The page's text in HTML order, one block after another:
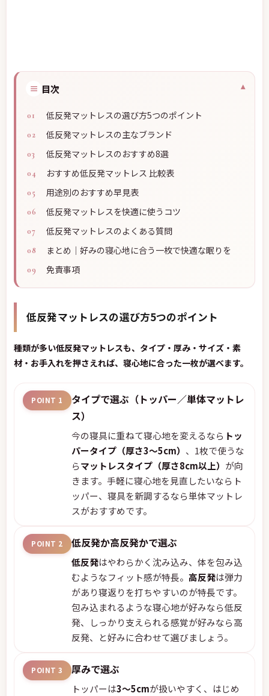
≡ 目次
低反発マットレスの選び方5つのポイント
低反発マットレスの主なブランド
低反発マットレスのおすすめ8選
おすすめ低反発マットレス 比較表
用途別のおすすめ早見表
低反発マットレスを快適に使うコツ
低反発マットレスのよくある質問
まとめ｜好みの寝心地に合う一枚で快適な眠りを
免責事項
低反発マットレスの選び方5つのポイント
種類が多い低反発マットレスも、タイプ・厚み・サイズ・素
材・お手入れを押さえれば、寝心地に合った一枚が選べます。
POINT 1
タイプで選ぶ（トッパー／単体マットレ
ス）
今の寝具に重ねて寝心地を変えるなら トッ
パータイプ（厚さ3〜5cm） 、1枚で使うな
らマットレスタイプ（厚さ8cm以上） が向
きます。手軽に寝心地を見直したいならト
ッパー、寝具を新調するなら単体マットレ
スがおすすめです。
POINT 2 低反発か高反発かで選ぶ
低反発はやわらかく沈み込み、体を包み込
むようなフィット感が特長。高反発は弾力
があり寝返りを打ちやすいのが特長です。
包み込まれるような寝心地が好みなら低反
発、しっかり支えられる感覚が好みなら高
反発、と好みに合わせて選びましょう。
POINT 3 厚みで選ぶ
トッパーは3〜5cmが扱いやすく、はじめ